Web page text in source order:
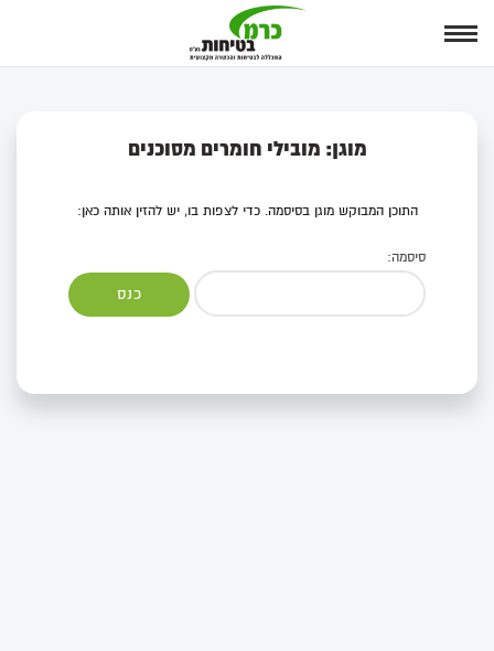
מוגן: מובילי חומרים מסוכנים
התוכן המבוקש מוגן בסיסמה. כדי לצפות בו, יש להזין אותה כאן:
סיסמה: